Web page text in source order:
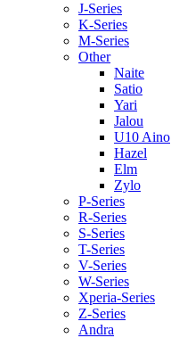
J-Series
K-Series
M-Series
Other
Naite
Satio
Yari
Jalou
U10 Aino
Hazel
Elm
Zylo
P-Series
R-Series
S-Series
T-Series
V-Series
W-Series
Xperia-Series
Z-Series
Andra